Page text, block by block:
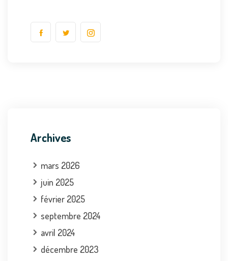
Archives
mars 2026
juin 2025
février 2025
septembre 2024
avril 2024
décembre 2023